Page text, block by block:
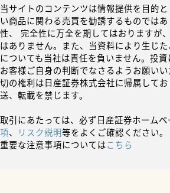
当サイトのコンテンツは情報提供を目的
い商品に関わる売買を勧誘するものでは
性、 完全性に万全を期してはおりますが
はありません。また、当資料により生じ
についても当社は責任を負いません。投資
お客様ご自身の判断でなさるようお願い
切の権利は日産証券株式会社に帰属して
送、転載を禁じます。
取引にあたっては、必ず日産証券ホームペ
項、 リスク説明等をよくご確認ください。
重要な注意事項についてはこちら